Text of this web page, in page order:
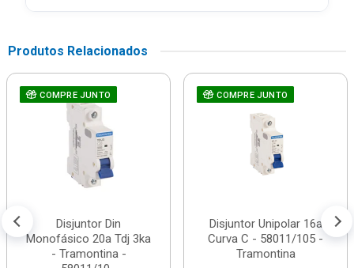
Produtos Relacionados
COMPRE JUNTO
Disjuntor Din
Monofásico 20a Tdj 3ka
- Tramontina -
COMPRE JUNTO
Disjuntor Unipolar 16a
Curva C - 58011/105 -
Tramontina